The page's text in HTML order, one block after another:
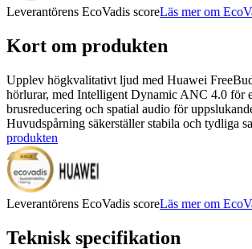
Leverantörens EcoVadis scoreLäs mer om
Kort om produkten
Upplev högkvalitativt ljud med Huawei
hörlurar, med Intelligent Dynamic ANC 4.0 för
brusreducering och spatial audio för
Huvudspårning säkerställer stabila och tydliga
produkten
Leverantörens EcoVadis scoreLäs mer om
Teknisk specifikation